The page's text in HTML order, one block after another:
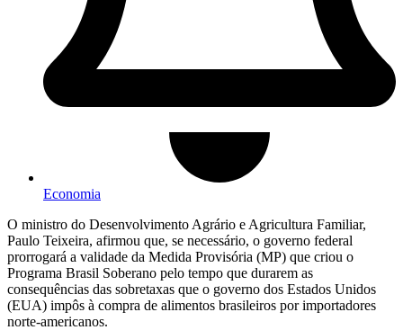
Economia
O ministro do Desenvolvimento Agrário e Agricultura Familiar,
Paulo Teixeira, afirmou que, se necessário, o governo federal
prorrogará a validade da Medida Provisória (MP) que criou o
Programa Brasil Soberano pelo tempo que durarem as
consequências das sobretaxas que o governo dos Estados Unidos
(EUA) impôs à compra de alimentos brasileiros por importadores
norte-americanos.